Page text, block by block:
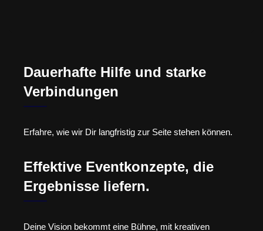
Dauerhafte Hilfe und starke
Verbindungen
Erfahre, wie wir Dir langfristig zur Seite stehen können.
Effektive Eventkonzepte, die
Ergebnisse liefern.
Deine Vision bekommt eine Bühne, mit kreativen